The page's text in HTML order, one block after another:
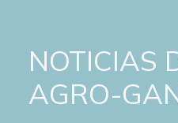
NOTICIAS
AGRO-